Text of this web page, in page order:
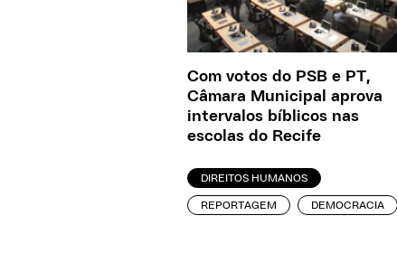
Com votos do PSB e PT,
Câmara Municipal aprova
intervalos bíblicos nas
escolas do Recife
DIREITOS HUMANOS
REPORTAGEM DEMOCRACIA